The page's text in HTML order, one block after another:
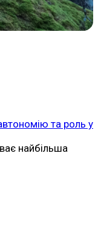
та роль у
найбільша